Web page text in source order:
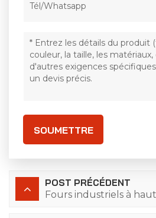
SOUMETTRE
POST PRÉCÉDENT
Fours industriels à